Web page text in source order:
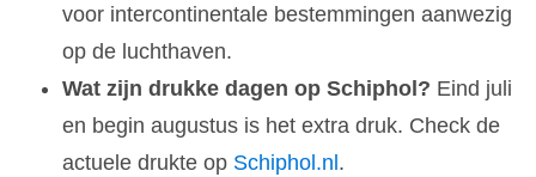
voor intercontinentale bestemmingen aanwezig
op de luchthaven.
Wat zijn drukke dagen op Schiphol? Eind juli
en begin augustus is het extra druk. Check de
actuele drukte op Schiphol.nl.